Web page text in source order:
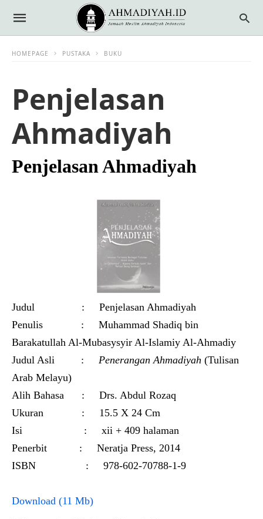
HOMEPAGE PUSTAKA BUKU
Penjelasan
Ahmadiyah
Penjelasan Ahmadiyah
Judul : Penjelasan Ahmadiyah
Penulis : Muhammad Shadiq bin
Barakatullah Al-Mubasysyir Al-Islamiy Al-Ahmadiy
Judul Asli : Penerangan Ahmadiyah (Tulisan
Arab Melayu)
Alih Bahasa : Drs. Abdul Rozaq
Ukuran : 15.5 X 24 Cm
Isi : xii + 409 halaman
Penerbit : Neratja Press, 2014
ISBN : 978-602-70788-1-9
Download (11 Mb)